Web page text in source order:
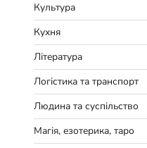
Культура
Кухня
Література
Логістика та транспорт
Людина та суспільство
Магія, езотерика, таро